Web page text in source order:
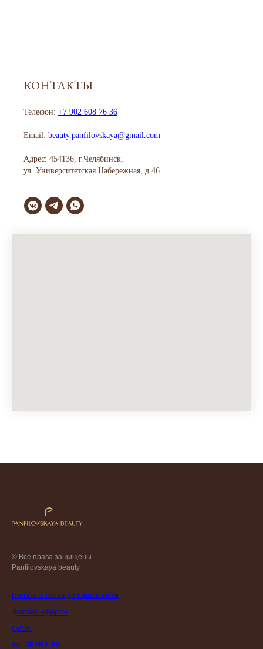
КОНТАКТЫ
Телефон: +7 902 608 76 36
Email: beauty.panfilovskaya@gmail.com
Адрес: 454136, г.Челябинск,
ул. Университетская Набережная, д.46
© Все права защищены.
Panfilovskaya beauty
Политика конфиденциальности
Договор оферты
OZON
WILDBERRIES